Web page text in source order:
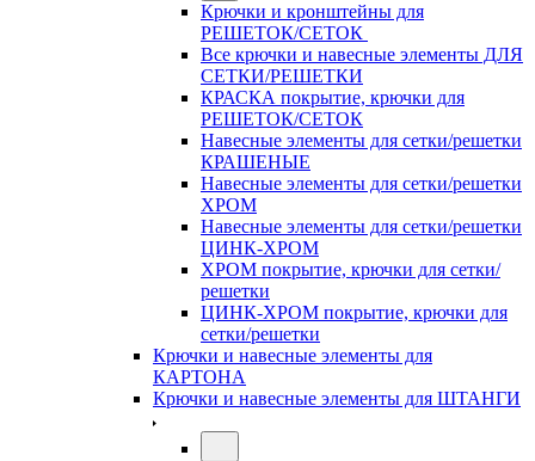
Крючки и кронштейны для
РЕШЕТОК/СЕТОК
Все крючки и навесные элементы ДЛЯ
СЕТКИ/РЕШЕТКИ
КРАСКА покрытие, крючки для
РЕШЕТОК/СЕТОК
Навесные элементы для сетки/решетки
КРАШЕНЫЕ
Навесные элементы для сетки/решетки
ХРОМ
Навесные элементы для сетки/решетки
ЦИНК-ХРОМ
ХРОМ покрытие, крючки для сетки/
решетки
ЦИНК-ХРОМ покрытие, крючки для
сетки/решетки
Крючки и навесные элементы для
КАРТОНА
Крючки и навесные элементы для ШТАНГИ